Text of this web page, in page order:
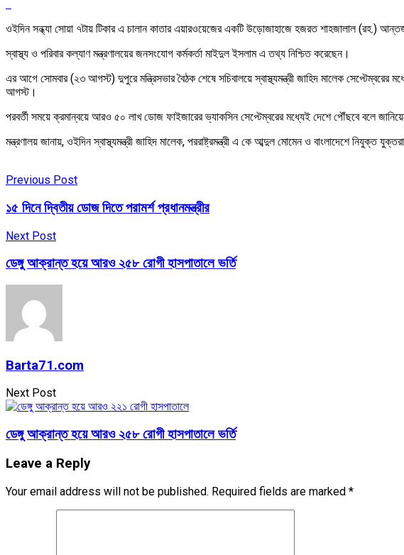
ওইদিন সন্ধ্যা সোয়া ৭টায় টিকার এ চালান কাতার এয়ারওয়েজের একটি উড়োজাহাজে হজরত শাহজালাল (রহ.)
স্বাস্থ্য ও পরিবার কল্যাণ মন্ত্রণালয়ের জনসংযোগ কর্মকর্তা মাইদুল ইসলাম এ তথ্য নিশ্চিত করেছেন।
এর আগে সোমবার (২৩ আগস্ট) দুপুরে মন্ত্রিসভার বৈঠক শেষে সচিবালয়ে স্বাস্থ্যমন্ত্রী জাহিদ মালেক
আগস্ট।
পরবর্তী সময়ে ক্রমান্বয়ে আরও ৫০ লাখ ডোজ ফাইজারের ভ্যাকসিন সেপ্টেম্বরের মধ্যেই দেশে পৌঁছবে বলে
মন্ত্রণালয় জানায়, ওইদিন স্বাস্থ্যমন্ত্রী জাহিদ মালেক, পররাষ্ট্রমন্ত্রী এ কে আব্দুল মোমেন ও বাংলাদেশে নিযুক্ত
Previous Post
১৫ দিনে দ্বিতীয় ডোজ দিতে পরামর্শ প্রধানমন্ত্রীর
Next Post
ডেঙ্গু আক্রান্ত হয়ে আরও ২৫৮ রোগী হাসপাতালে ভর্তি
Barta71.com
Next Post
ডেঙ্গু আক্রান্ত হয়ে আরও ২৫৮ রোগী হাসপাতালে ভর্তি
Leave a Reply
Your email address will not be published. Required fields are marked *